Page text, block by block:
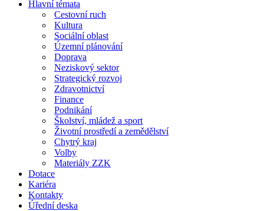
Hlavní témata
Cestovní ruch
Kultura
Sociální oblast
Územní plánování
Doprava
Neziskový sektor
Strategický rozvoj
Zdravotnictví
Finance
Podnikání
Školství, mládež a sport
Životní prostředí a zemědělství
Chytrý kraj
Volby
Materiály ZZK
Dotace
Kariéra
Kontakty
Úřední deska